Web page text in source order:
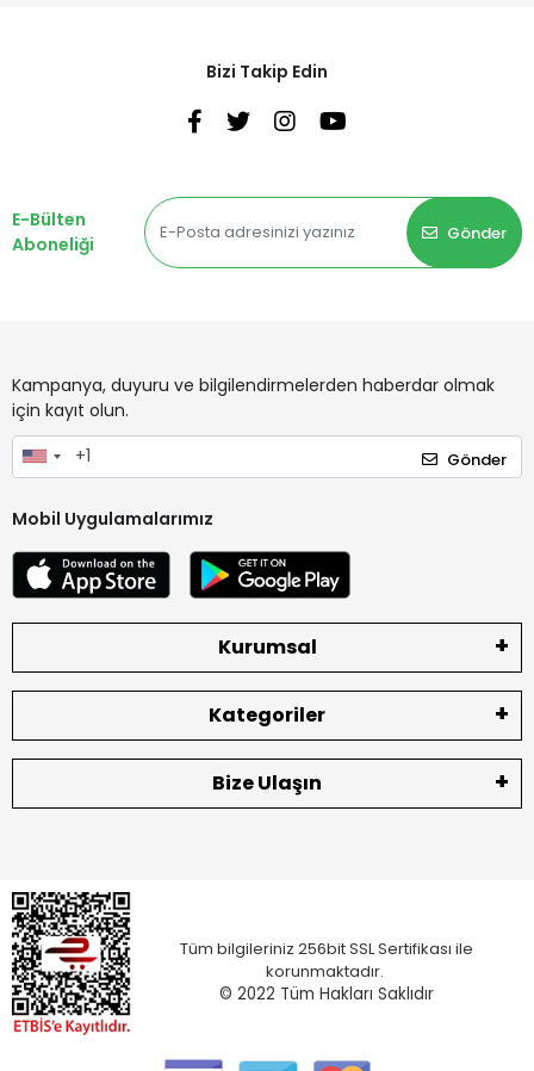
Bizi Takip Edin
E-Bülten
Aboneliği
Gönder
Kampanya, duyuru ve bilgilendirmelerden haberdar olmak
için kayıt olun.
Gönder
Mobil Uygulamalarımız
Kurumsal
Kategoriler
Bize Ulaşın
Tüm bilgileriniz 256bit SSL Sertifikası ile
korunmaktadır.
© 2022 Tüm Hakları Saklıdır